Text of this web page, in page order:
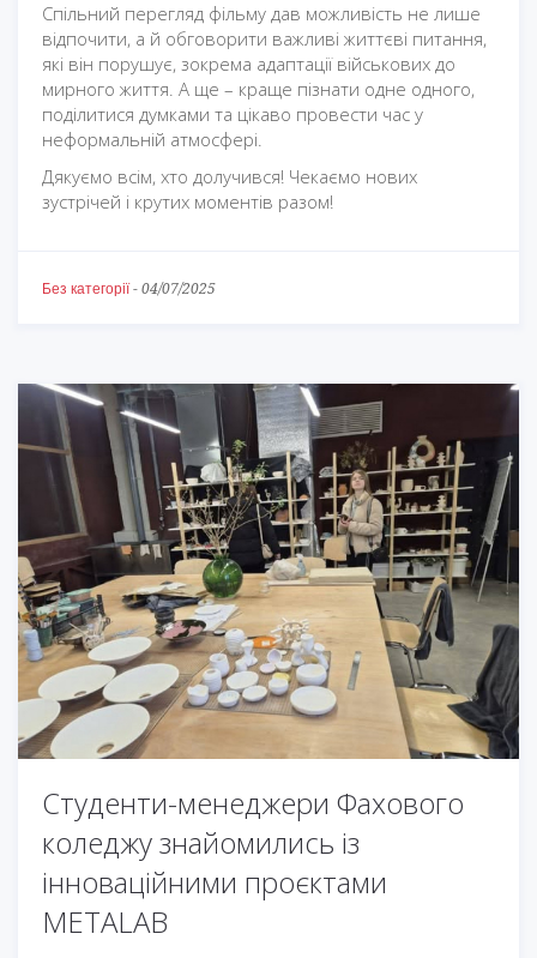
Спільний перегляд фільму дав можливість не лише
відпочити, а й обговорити важливі життєві питання,
які він порушує, зокрема адаптації військових до
мирного життя. А ще – краще пізнати одне одного,
поділитися думками та цікаво провести час у
неформальній атмосфері.
Дякуємо всім, хто долучився! Чекаємо нових
зустрічей і крутих моментів разом!
Без категорії- 04/07/2025
Студенти-менеджери Фахового
коледжу знайомились із
інноваційними проєктами
METALAB